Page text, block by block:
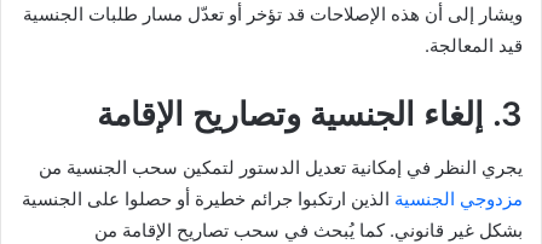
ويشار إلى أن هذه الإصلاحات قد تؤخر أو تعدّل مسار طلبات الجنسية
قيد المعالجة.
3. إلغاء الجنسية وتصاريح الإقامة
يجري النظر في إمكانية تعديل الدستور لتمكين سحب الجنسية من
مزدوجي الجنسية الذين ارتكبوا جرائم خطيرة أو حصلوا على الجنسية
بشكل غير قانوني. كما يُبحث في سحب تصاريح الإقامة من